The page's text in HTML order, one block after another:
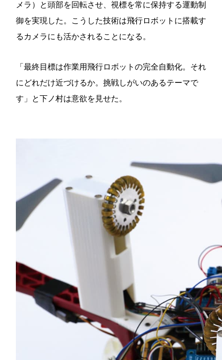
メラ）と頭部を回転させ、視標を常に保持する運動制
御を実現した。こうした技術は飛行ロボットに搭載す
るカメラにも活かされることになる。
「最終目標は作業用飛行ロボットの完全自動化。それ
にどれだけ近づけるか。挑戦しがいのあるテーマで
す」と下ノ村は意欲を見せた。